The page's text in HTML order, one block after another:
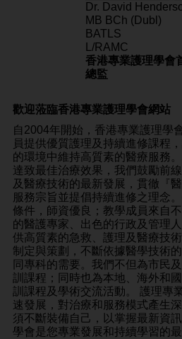
Dr. David
MB BCh (Dubl)
BATLS
L/RAMC
香港專業護理學會
總監
歡迎蒞臨香港專業護理學會網站
自2004年開始，香港專業護理學
員提供優質護理及持續進修課程
的環境中維持高質素的醫療服務
達致最佳治療效果，我們鼓勵前
及醫療技術的最新發展，貫徹『
服務宗旨並提倡持續進修之理念
條件，師資優良；教學成員來自
的醫護專家、出色的行政及管理
供高質素的急救、護理及醫療技
制定與策劃，不斷依據醫學技術
同專科的需要。我們不但為市民
訓課程；同時也為本地、海外和
訓課程及學術交流活動。 護理專
速發展，對治療和服務模式產生
須不斷裝備自己，以掌握最新資
學會是您專業發展和持續學習的最